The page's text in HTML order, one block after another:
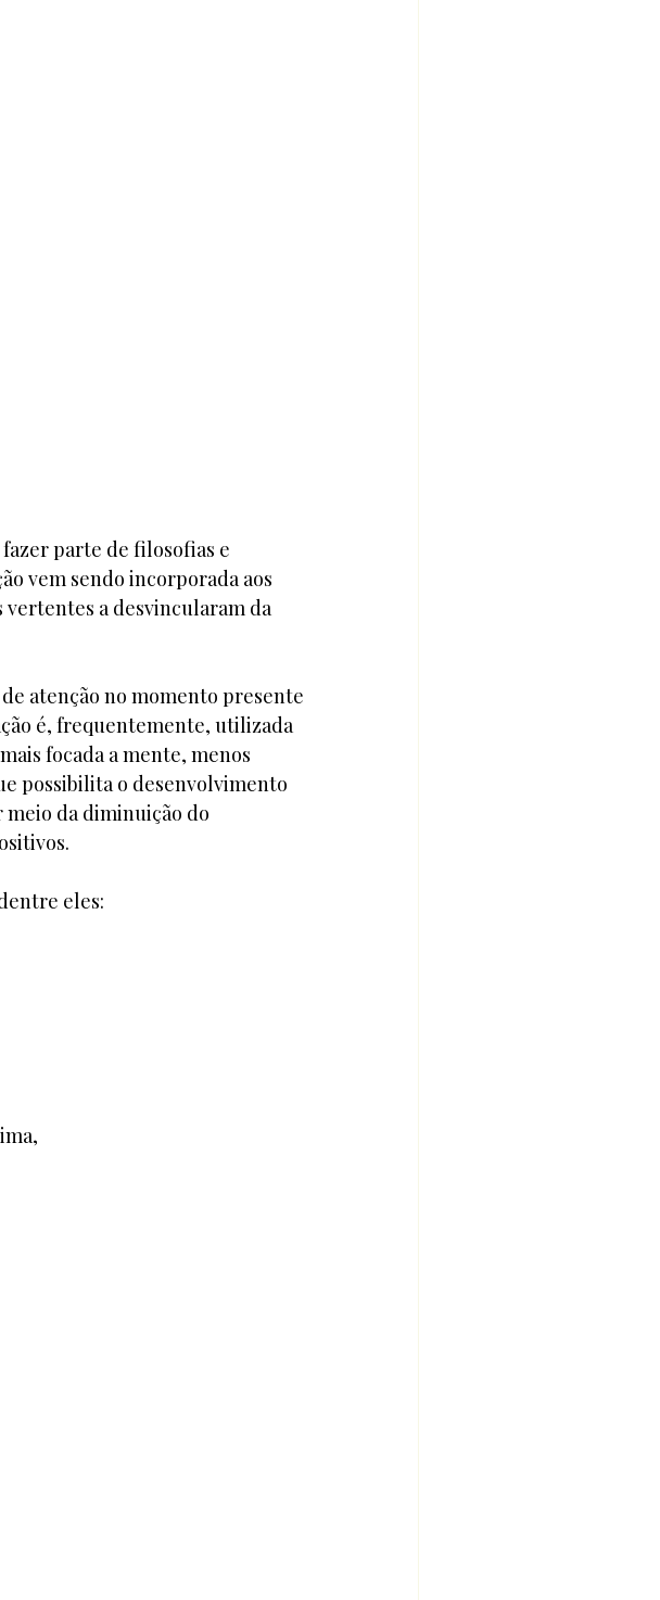
parte de filosofias e
vem sendo incorporada aos
vertentes a desvincularam da
atenção no momento presente
é, frequentemente, utilizada
focada a mente, menos
possibilita o desenvolvimento
da diminuição do
eles: